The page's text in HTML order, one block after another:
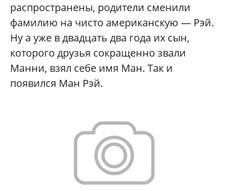
распространены, родители сменили
фамилию на чисто американскую — Рэй.
Ну а уже в двадцать два года их сын,
которого друзья сокращенно звали
Манни, взял себе имя Ман. Так и
появился Ман Рэй.